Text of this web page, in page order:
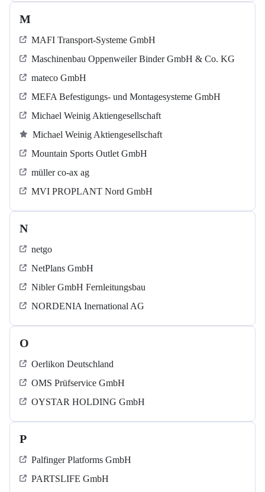
M
MAFI Transport-Systeme GmbH
Maschinenbau Oppenweiler Binder GmbH & Co. KG
mateco GmbH
MEFA Befestigungs- und Montagesysteme GmbH
Michael Weinig Aktiengesellschaft
Michael Weinig Aktiengesellschaft
Mountain Sports Outlet GmbH
müller co-ax ag
MVI PROPLANT Nord GmbH
N
netgo
NetPlans GmbH
Nibler GmbH Fernleitungsbau
NORDENIA Inernational AG
O
Oerlikon Deutschland
OMS Prüfservice GmbH
OYSTAR HOLDING GmbH
P
Palfinger Platforms GmbH
PARTSLIFE GmbH